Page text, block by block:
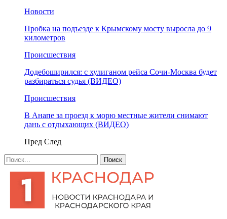
Новости
Пробка на подъезде к Крымскому мосту выросла до 9
километров
Происшествия
Додебоширился: с хулиганом рейса Сочи-Москва будет
разбираться судья (ВИДЕО)
Происшествия
В Анапе за проезд к морю местные жители снимают
дань с отдыхающих (ВИДЕО)
Пред След